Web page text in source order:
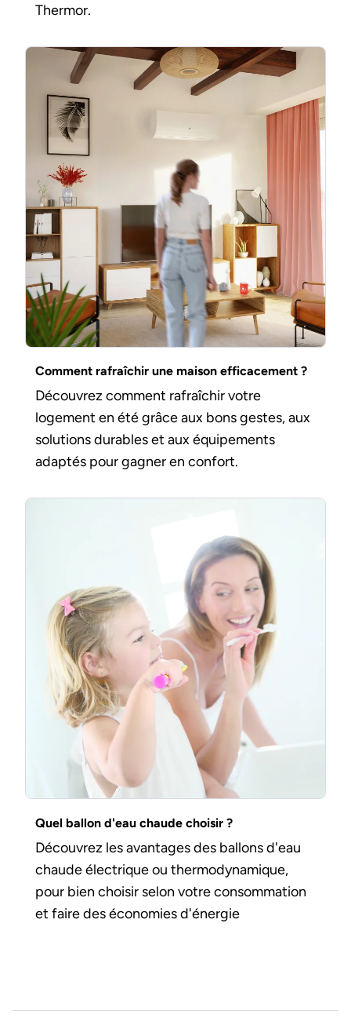
Thermor.
Comment rafraîchir une maison efficacement ?
Découvrez comment rafraîchir votre
logement en été grâce aux bons gestes, aux
solutions durables et aux équipements
adaptés pour gagner en confort.
Quel ballon d'eau chaude choisir ?
Découvrez les avantages des ballons d'eau
chaude électrique ou thermodynamique,
pour bien choisir selon votre consommation
et faire des économies d'énergie